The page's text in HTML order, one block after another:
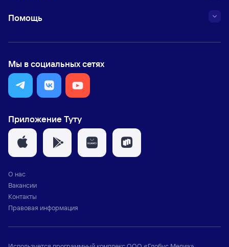
Помощь
Мы в социальных сетях
Приложение Туту
О нас
Вакансии
Контакты
Правовая информация